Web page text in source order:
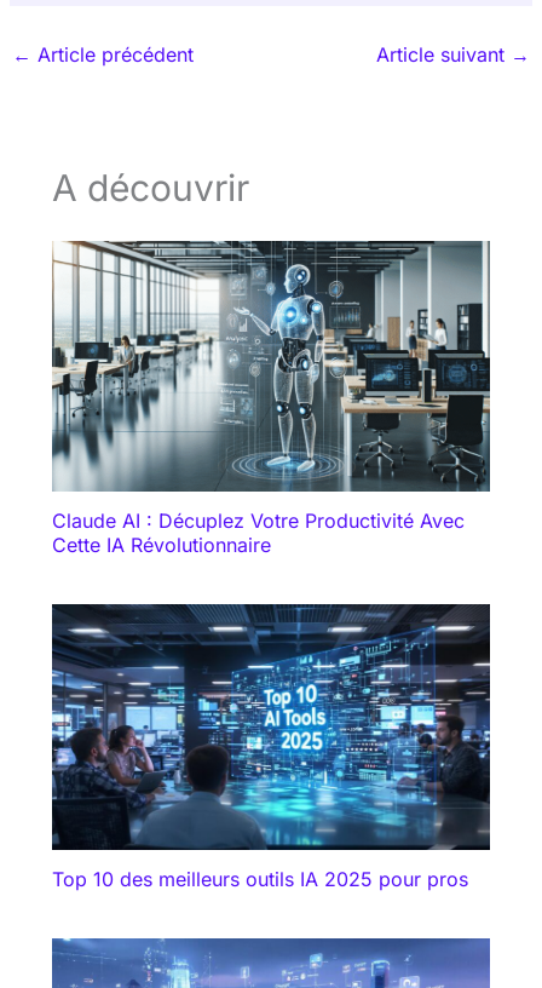
← Article précédent Article suivant →
A découvrir
Claude AI : Décuplez Votre Productivité Avec
Cette IA Révolutionnaire
Top 10 des meilleurs outils IA 2025 pour pros